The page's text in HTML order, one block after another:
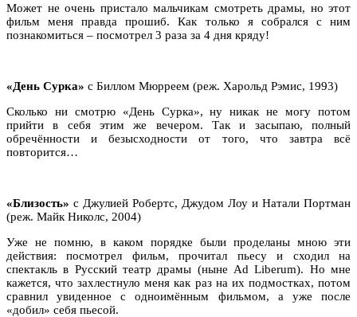
Может не очень пристало мальчикам смотреть драмы, но этот
фильм меня правда прошиб. Как только я собрался с ним
познакомиться – посмотрел 3 раза за 4 дня кряду!
«День Сурка» с Биллом Мюрреем (реж. Харольд Рэмис, 1993)
Сколько ни смотрю «День Сурка», ну никак не могу потом
прийти в себя этим же вечером. Так и засыпаю, полный
обречённости и безысходности от того, что завтра всё
повторится…
«Близость» с Джулией Робертс, Джудом Лоу и Натали Портман
(реж. Майк Николс, 2004)
Уже не помню, в каком порядке были проделаны мною эти
действия: посмотрел фильм, прочитал пьесу и сходил на
спектакль в Русский театр драмы (ныне Ad Liberum). Но мне
кажется, что захлестнуло меня как раз на их подмостках, потом
сравнил увиденное с одноимённым фильмом, а уже после
«добил» себя пьесой.